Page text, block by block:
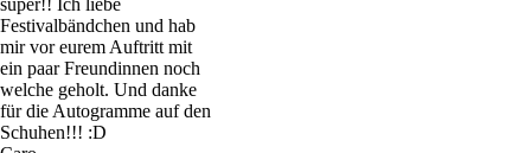
Festivalbändchen und hab
mir vor eurem Auftritt mit
ein paar Freundinnen noch
welche geholt. Und danke
für die Autogramme auf den
Schuhen!!! :D